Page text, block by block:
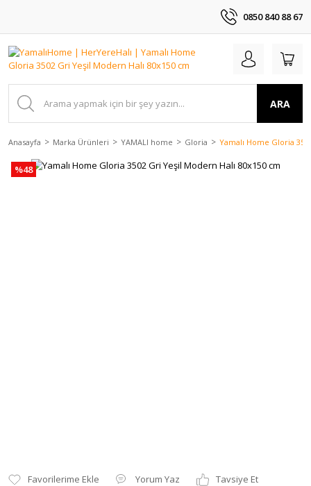
0850 840 88 67
ARA
Anasayfa Marka Ürünleri YAMALI home Gloria Yamalı Home Gloria
%48
Yorum Yaz
Tavsiye Et